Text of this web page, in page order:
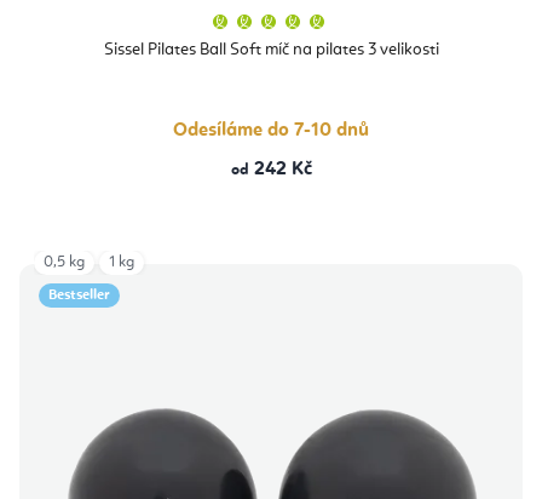
Sissel Pilates Ball Soft míč na pilates 3 velikosti
produktu
je
hvězdiček.
Odesíláme do 7-10 dnů
od 242 Kč
Bestseller
0,5 kg 1 kg